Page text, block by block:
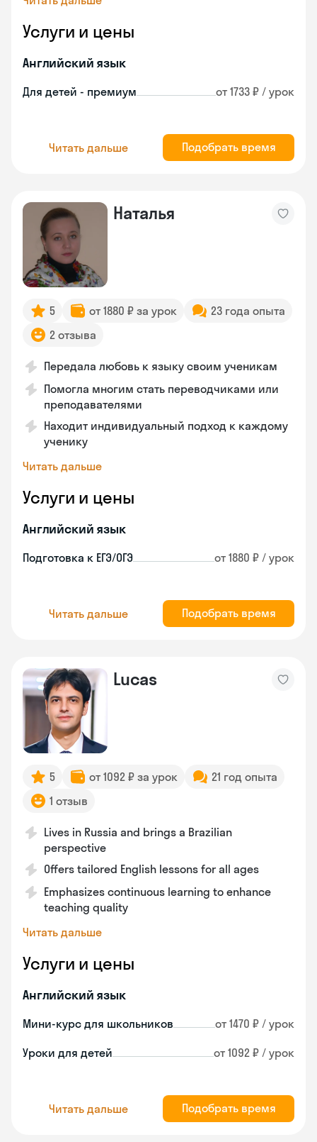
Услуги и цены
Английский язык
Для детей - премиум от 1733 ₽ / урок
Читать дальше Подобрать время
Наталья
5 от 1880 ₽ за урок
23 года опыта
2 отзыва
Передала любовь к языку своим ученикам
Помогла многим стать переводчиками или
преподавателями
Находит индивидуальный подход к каждому
ученику
Читать дальше
Услуги и цены
Английский язык
Подготовка к ЕГЭ/ОГЭ от 1880 ₽ / урок
Читать дальше Подобрать время
Lucas
5 от 1092 ₽ за урок
21 год опыта
1 отзыв
Lives in Russia and brings a Brazilian
perspective
Offers tailored English lessons for all ages
Emphasizes continuous learning to enhance
teaching quality
Читать дальше
Услуги и цены
Английский язык
Мини-курс для школьников от 1470 ₽ / урок
Уроки для детей от 1092 ₽ / урок
Читать дальше Подобрать время